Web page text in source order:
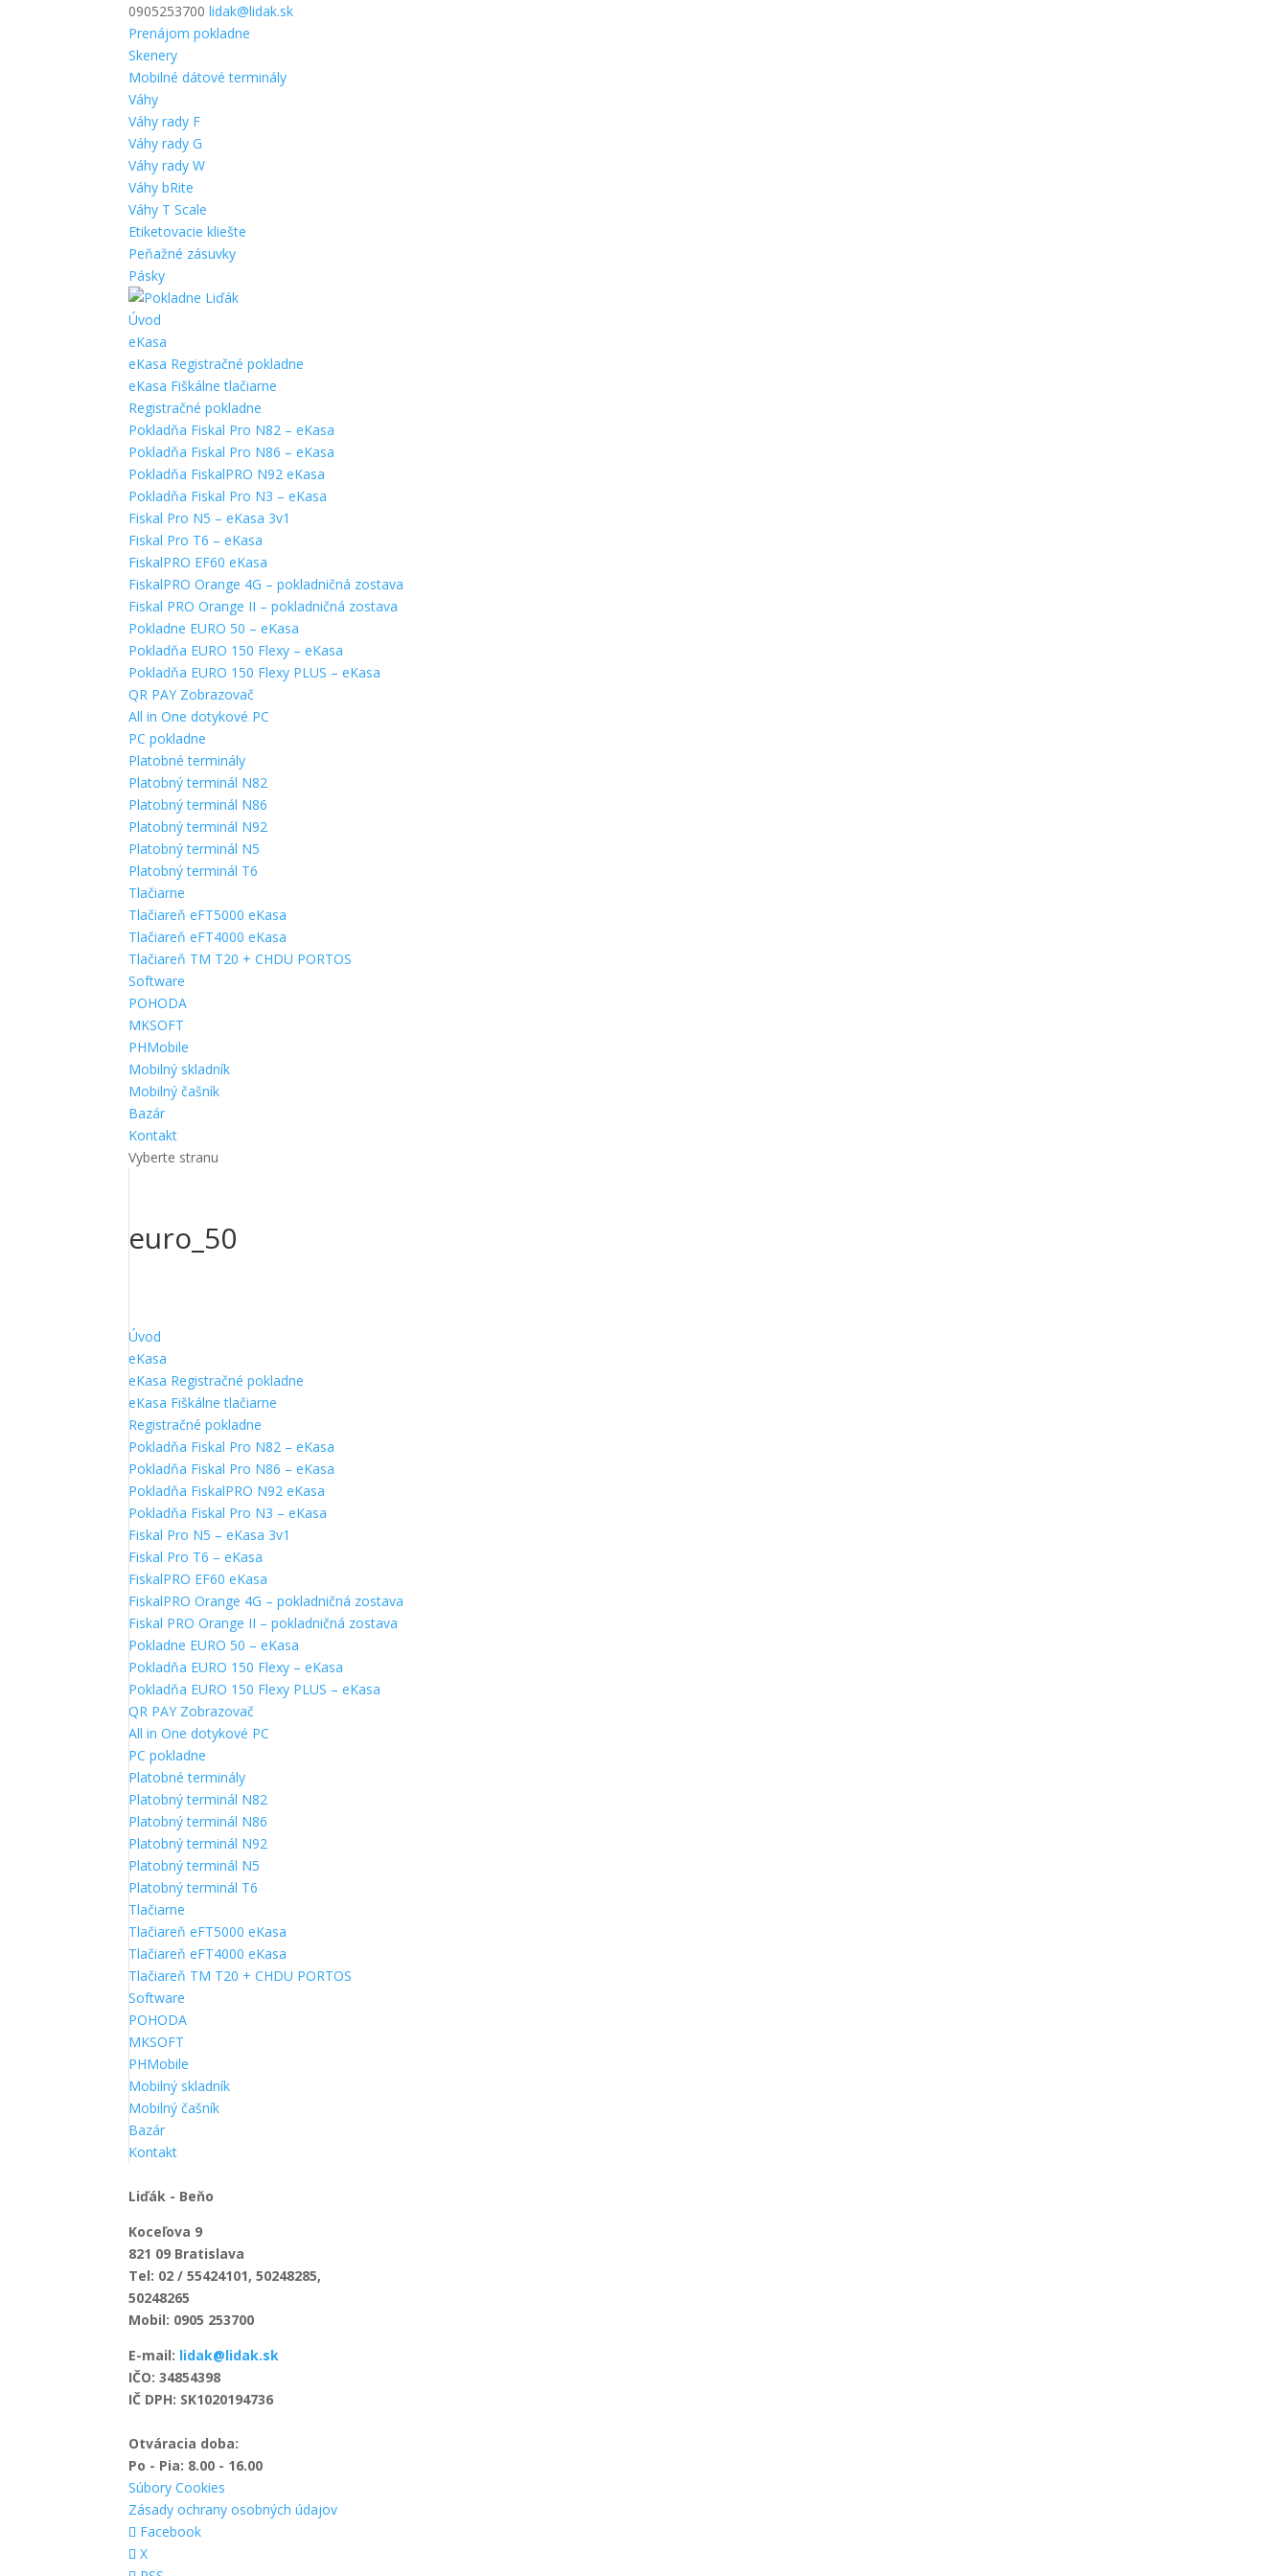
0905253700 lidak@lidak.sk
Prenájom pokladne
Skenery
Mobilné dátové terminály
Váhy
Váhy rady F
Váhy rady G
Váhy rady W
Váhy bRite
Váhy T Scale
Etiketovacie kliešte
Peňažné zásuvky
Pásky
Úvod
eKasa
eKasa Registračné pokladne
eKasa Fiškálne tlačiarne
Registračné pokladne
Pokladňa Fiskal Pro N82 – eKasa
Pokladňa Fiskal Pro N86 – eKasa
Pokladňa FiskalPRO N92 eKasa
Pokladňa Fiskal Pro N3 – eKasa
Fiskal Pro N5 – eKasa 3v1
Fiskal Pro T6 – eKasa
FiskalPRO EF60 eKasa
FiskalPRO Orange 4G – pokladničná zostava
Fiskal PRO Orange II – pokladničná zostava
Pokladne EURO 50 – eKasa
Pokladňa EURO 150 Flexy – eKasa
Pokladňa EURO 150 Flexy PLUS – eKasa
QR PAY Zobrazovač
All in One dotykové PC
PC pokladne
Platobné terminály
Platobný terminál N82
Platobný terminál N86
Platobný terminál N92
Platobný terminál N5
Platobný terminál T6
Tlačiarne
Tlačiareň eFT5000 eKasa
Tlačiareň eFT4000 eKasa
Tlačiareň TM T20 + CHDU PORTOS
Software
POHODA
MKSOFT
PHMobile
Mobilný skladník
Mobilný čašník
Bazár
Kontakt
Vyberte stranu
euro_50
Úvod
eKasa
eKasa Registračné pokladne
eKasa Fiškálne tlačiarne
Registračné pokladne
Pokladňa Fiskal Pro N82 – eKasa
Pokladňa Fiskal Pro N86 – eKasa
Pokladňa FiskalPRO N92 eKasa
Pokladňa Fiskal Pro N3 – eKasa
Fiskal Pro N5 – eKasa 3v1
Fiskal Pro T6 – eKasa
FiskalPRO EF60 eKasa
FiskalPRO Orange 4G – pokladničná zostava
Fiskal PRO Orange II – pokladničná zostava
Pokladne EURO 50 – eKasa
Pokladňa EURO 150 Flexy – eKasa
Pokladňa EURO 150 Flexy PLUS – eKasa
QR PAY Zobrazovač
All in One dotykové PC
PC pokladne
Platobné terminály
Platobný terminál N82
Platobný terminál N86
Platobný terminál N92
Platobný terminál N5
Platobný terminál T6
Tlačiarne
Tlačiareň eFT5000 eKasa
Tlačiareň eFT4000 eKasa
Tlačiareň TM T20 + CHDU PORTOS
Software
POHODA
MKSOFT
PHMobile
Mobilný skladník
Mobilný čašník
Bazár
Kontakt
Liďák - Beňo
Koceľova 9
821 09 Bratislava
Tel: 02 / 55424101, 50248285,
50248265
Mobil: 0905 253700
E-mail: lidak@lidak.sk
IČO: 34854398
IČ DPH: SK1020194736
Otváracia doba:
Po - Pia: 8.00 - 16.00
Súbory Cookies
Zásady ochrany osobných údajov
Facebook
X